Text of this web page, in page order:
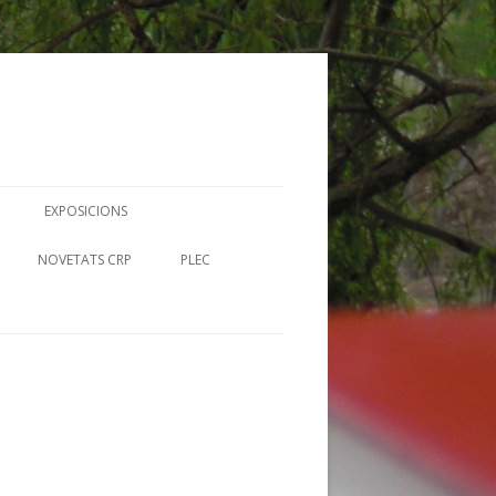
EXPOSICIONS
NOVETATS CRP PLEC